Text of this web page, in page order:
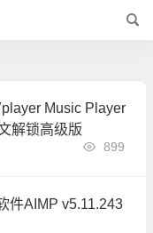
解锁高级版
899
件AIMP v5.11.243